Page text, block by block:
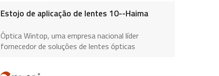
Estojo de aplicação de lentes 10--Haima
Óptica Wintop, uma empresa nacional líder
fornecedor de soluções de lentes ópticas